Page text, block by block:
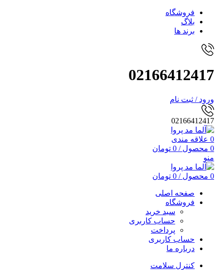
فروشگاه
بلاگ
برند ها
02166412417
ورود / ثبت نام
02166412417
0 علاقه مندی
0 محصول /
0 تومان
منو
0 محصول /
0 تومان
صفحه اصلی
فروشگاه
سبد خرید
حساب کاربری
پرداخت
حساب کاربری
درباره ما
کنترل سلامت